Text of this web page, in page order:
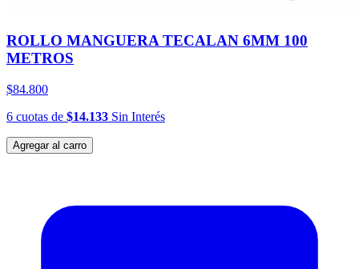
ROLLO MANGUERA TECALAN 6MM 100
METROS
$84.800
6 cuotas de $14.133 Sin Interés
Agregar al carro